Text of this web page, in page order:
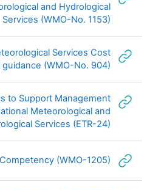
and Hydrological
Services (WMO-No. 1153)
Services Cost
(WMO-No. 904)
to Support Management
Meteorological and
Services (ETR-24)
(WMO-1205)